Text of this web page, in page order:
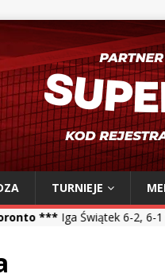
TURNIEJE
6-2, 6-1 Viktorija Golubic